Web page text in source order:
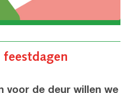
voor de deur willen we